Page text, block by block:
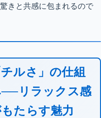
きと共感に包まれるので
チルさ」の仕組
リラックス感
たらす魅力